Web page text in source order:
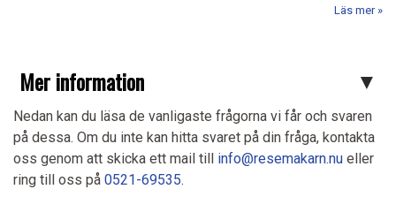
Läs mer
Mer information
Nedan kan du läsa de vanligaste frågorna vi får och svaren
på dessa. Om du inte kan hitta svaret på din fråga, kontakta
oss genom att skicka ett mail till info@resemakarn.nu eller
ring till oss på 0521-69535.